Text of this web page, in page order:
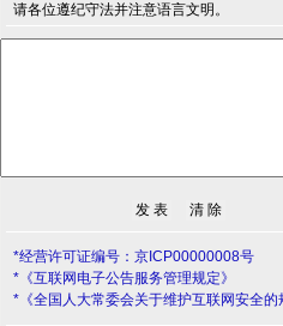
请各位遵纪守法并注意语言文明。
*经营许可证编号：京ICP00000008号
*《互联网电子公告服务管理规定》
*《全国人大常委会关于维护互联网安全的